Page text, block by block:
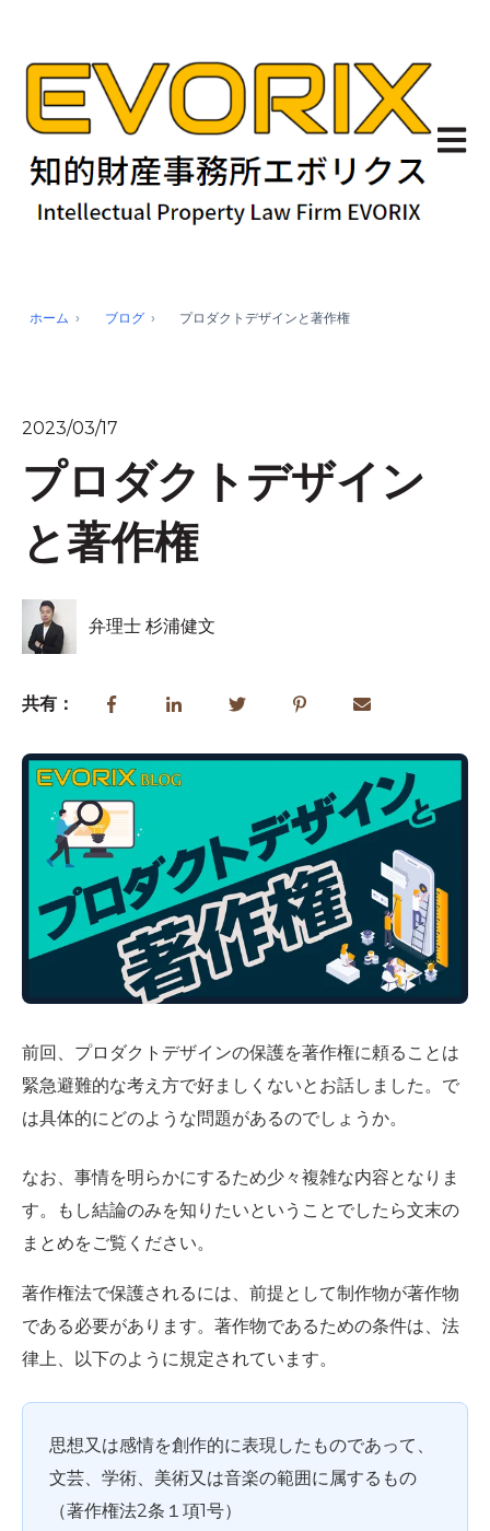
メイ
ホーム ブログ プロダクトデザインと著作権
2023/03/17
プロダクトデザイン
と著作権
弁理士 杉浦健文
共有：
前回、プロダクトデザインの保護を著作権に頼ることは
緊急避難的な考え方で好ましくないとお話しました。で
は具体的にどのような問題があるのでしょうか。
なお、事情を明らかにするため少々複雑な内容となりま
す。もし結論のみを知りたいということでしたら文末の
まとめをご覧ください。
著作権法で保護されるには、前提として制作物が著作物
である必要があります。著作物であるための条件は、法
律上、以下のように規定されています。
思想又は感情を創作的に表現したものであって、
文芸、学術、美術又は音楽の範囲に属するもの
（著作権法2条１項1号）